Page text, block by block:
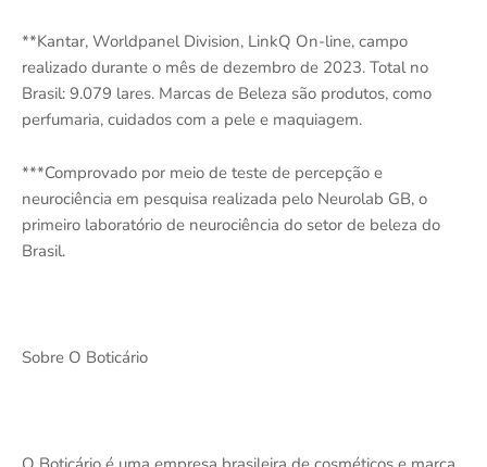
**Kantar, Worldpanel Division, LinkQ On-line, campo
realizado durante o mês de dezembro de 2023. Total no
Brasil: 9.079 lares. Marcas de Beleza são produtos, como
perfumaria, cuidados com a pele e maquiagem.
***Comprovado por meio de teste de percepção e
neurociência em pesquisa realizada pelo Neurolab GB, o
primeiro laboratório de neurociência do setor de beleza do
Brasil.
Sobre O Boticário